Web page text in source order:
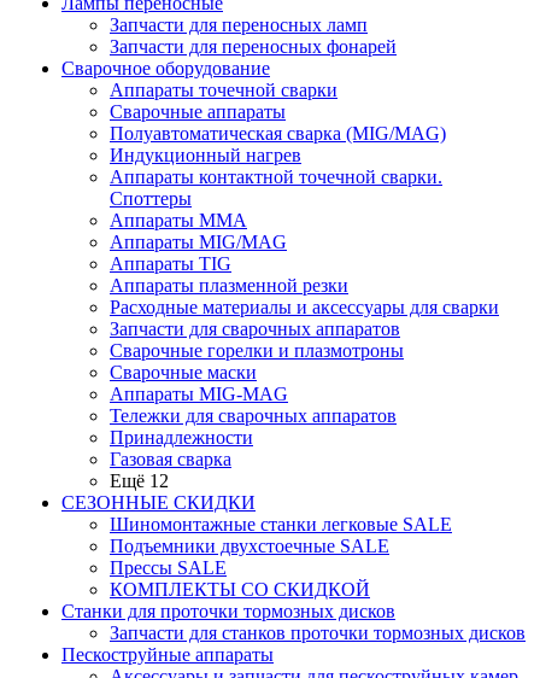
Запчасти для переносных ламп
Запчасти для переносных фонарей
Сварочное оборудование
Аппараты точечной сварки
Сварочные аппараты
Полуавтоматическая сварка (MIG/MAG)
Индукционный нагрев
Аппараты контактной точечной сварки.
Споттеры
Аппараты MMA
Аппараты MIG/MAG
Аппараты TIG
Аппараты плазменной резки
Расходные материалы и аксессуары для сварки
Запчасти для сварочных аппаратов
Сварочные горелки и плазмотроны
Сварочные маски
Аппараты MIG-MAG
Тележки для сварочных аппаратов
Принадлежности
Газовая сварка
Ещё 12
СЕЗОННЫЕ СКИДКИ
Шиномонтажные станки легковые SALE
Подъемники двухстоечные SALE
Прессы SALE
КОМПЛЕКТЫ СО СКИДКОЙ
Станки для проточки тормозных дисков
Запчасти для станков проточки тормозных дисков
Пескоструйные аппараты